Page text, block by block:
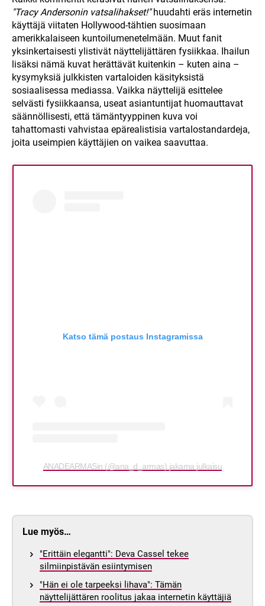
"Tracy Andersonin vatsalihakset!"huudahti eräs internetin
käyttäjä viitaten Hollywood-tähtien suosimaan
amerikkalaiseen kuntoilumenetelmään. Muut fanit
yksinkertaisesti ylistivät näyttelijättären fysiikkaa. Ihailun
lisäksi nämä kuvat herättävät kuitenkin – kuten aina –
kysymyksiä julkkisten vartaloiden käsityksistä
sosiaalisessa mediassa. Vaikka näyttelijä esittelee
selvästi fysiikkaansa, useat asiantuntijat huomauttavat
säännöllisesti, että tämäntyyppinen kuva voi
tahattomasti vahvistaa epärealistisia vartalostandardeja,
joita useimpien käyttäjien on vaikea saavuttaa.
Katso tämä postaus Instagramissa
ANADEARMASin (@ana_d_armas) jakama julkaisu
Lue myös…
"Erittäin elegantti": Deva Cassel tekee
silmiinpistävän esiintymisen
"Hän ei ole tarpeeksi lihava": Tämän
näyttelijättären roolitus jakaa internetin käyttäjiä